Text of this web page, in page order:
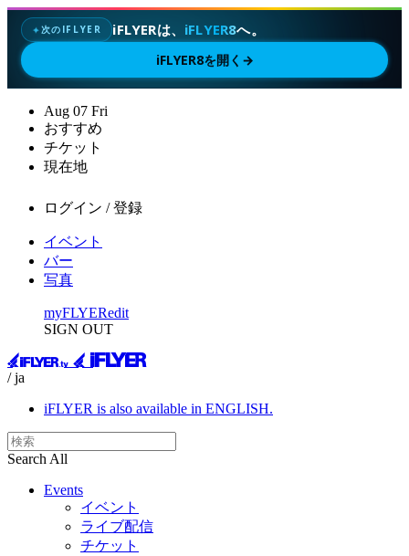
✦次のIFLYER iFLYERは、 iFLYER8へ。
iFLYER8を開く →
Aug 07 Fri
おすすめ
チケット
現在地
ログイン / 登録
イベント
バー
写真
myFLYERedit
SIGN OUT
/ ja
iFLYER is also available in ENGLISH.
Search All
Events
イベント
ライブ配信
チケット